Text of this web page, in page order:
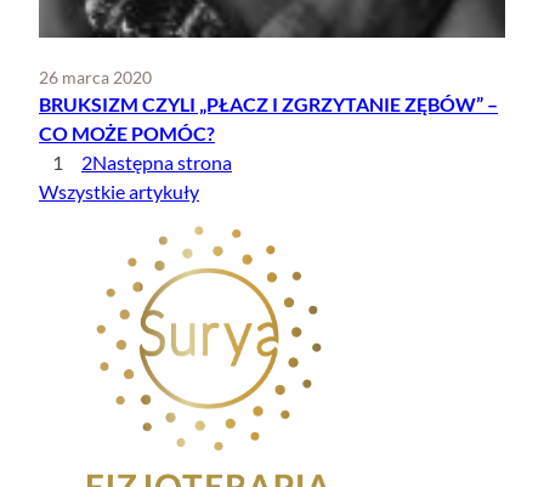
26 marca 2020
BRUKSIZM CZYLI „PŁACZ I ZGRZYTANIE ZĘBÓW” –
CO MOŻE POMÓC?
1
2Następna strona
Wszystkie artykuły